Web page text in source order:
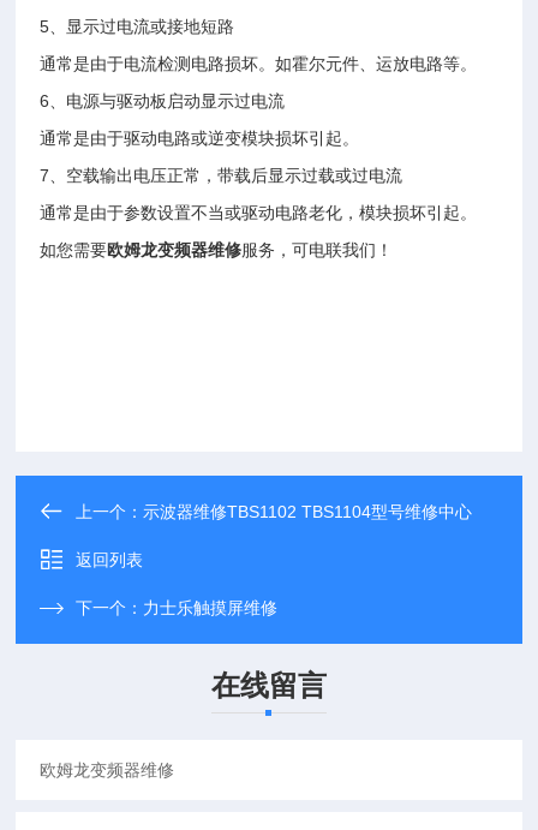
5、显示过电流或接地短路
通常是由于电流检测电路损坏。如霍尔元件、运放电路等。
6、电源与驱动板启动显示过电流
通常是由于驱动电路或逆变模块损坏引起。
7、空载输出电压正常，带载后显示过载或过电流
通常是由于参数设置不当或驱动电路老化，模块损坏引起。
如您需要欧姆龙变频器维修服务，可电联我们！
上一个：示波器维修TBS1102 TBS1104型号维修中心
返回列表
下一个： 力士乐触摸屏维修
在线留言